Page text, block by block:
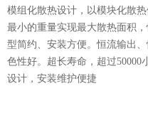
模组化散热设计，以模块化散
最小的重量实现最大散热面积
型简约、安装方便。恒流输出
色性好。超长寿命，超过50000
设计，安装维护便捷